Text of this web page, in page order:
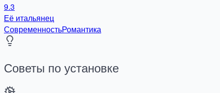
9.3
Её итальянец
СовременностьРомантика
Советы по установке